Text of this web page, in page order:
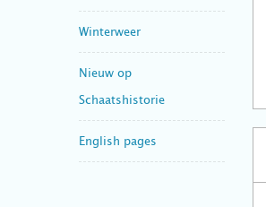
Winterweer
Nieuw op
Schaatshistorie
English pages